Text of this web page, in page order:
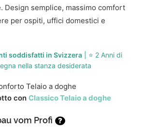
Design semplice, massimo comfort
per ospiti, uffici domestici e
soddisfatti in Svizzera | ⭐ 2 Anni di
nella stanza desiderata
Telaio a doghe
con Classico Telaio a doghe
vom Profi ?